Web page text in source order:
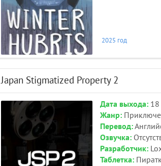
2025 год
Japan Stigmatized Property 2
Дата выхода:18
Жанр:
Перевод:
Озвучка:
Разработчик:
Таблетка: